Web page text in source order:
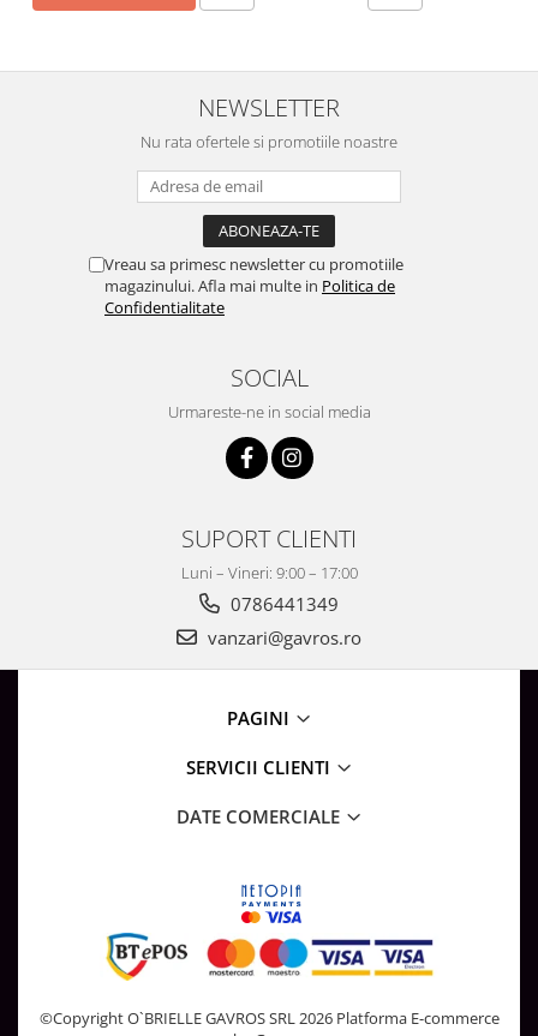
NEWSLETTER
Nu rata ofertele si promotiile noastre
Vreau sa primesc newsletter cu promotiile
magazinului. Afla mai multe in Politica de
Confidentialitate
SOCIAL
Urmareste-ne in social media
SUPORT CLIENTI
Luni – Vineri: 9:00 – 17:00
0786441349
vanzari@gavros.ro
PAGINI
SERVICII CLIENTI
DATE COMERCIALE
©Copyright O`BRIELLE GAVROS SRL 2026 Platforma E-commerce